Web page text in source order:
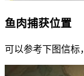
鱼肉捕获位置
可以参考下图信标